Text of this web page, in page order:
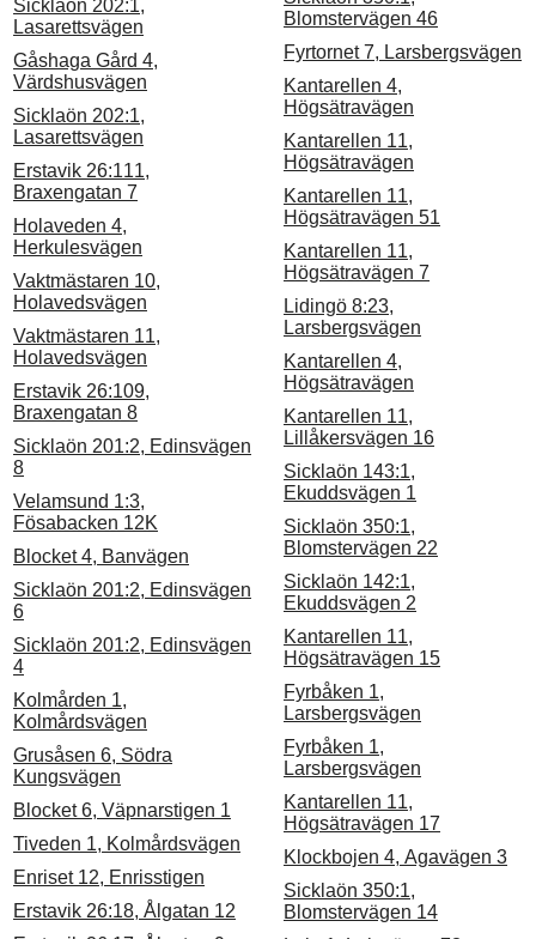
Sicklaön 202:1,
Lasarettsvägen
Gåshaga Gård 4,
Värdshusvägen
Sicklaön 202:1,
Lasarettsvägen
Erstavik 26:111,
Braxengatan 7
Holaveden 4,
Herkulesvägen
Vaktmästaren 10,
Holavedsvägen
Vaktmästaren 11,
Holavedsvägen
Erstavik 26:109,
Braxengatan 8
Sicklaön 201:2, Edinsvägen
8
Velamsund 1:3,
Fösabacken 12K
Blocket 4, Banvägen
Sicklaön 201:2, Edinsvägen
6
Sicklaön 201:2, Edinsvägen
4
Kolmården 1,
Kolmårdsvägen
Grusåsen 6, Södra
Kungsvägen
Blocket 6, Väpnarstigen 1
Tiveden 1, Kolmårdsvägen
Enriset 12, Enrisstigen
Erstavik 26:18, Ålgatan 12
Blomstervägen 46
Fyrtornet 7, Larsbergsvägen
Kantarellen 4,
Högsätravägen
Kantarellen 11,
Högsätravägen
Kantarellen 11,
Högsätravägen 51
Kantarellen 11,
Högsätravägen 7
Lidingö 8:23,
Larsbergsvägen
Kantarellen 4,
Högsätravägen
Kantarellen 11,
Lillåkersvägen 16
Sicklaön 143:1,
Ekuddsvägen 1
Sicklaön 350:1,
Blomstervägen 22
Sicklaön 142:1,
Ekuddsvägen 2
Kantarellen 11,
Högsätravägen 15
Fyrbåken 1,
Larsbergsvägen
Fyrbåken 1,
Larsbergsvägen
Kantarellen 11,
Högsätravägen 17
Klockbojen 4, Agavägen 3
Sicklaön 350:1,
Blomstervägen 14